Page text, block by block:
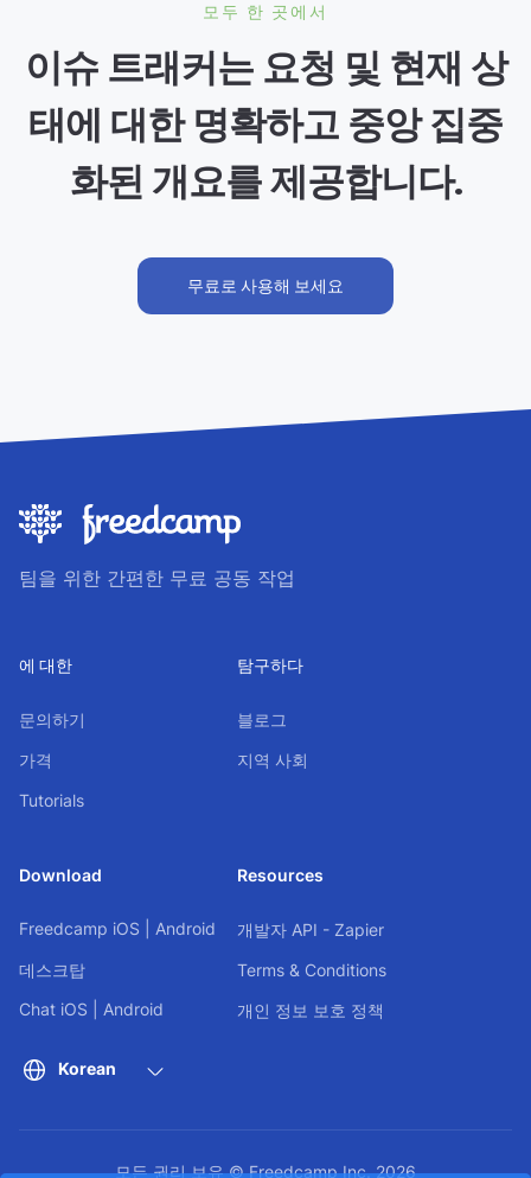
모두 한 곳에서
이슈 트래커는 요청 및 현재 상
태에 대한 명확하고 중앙 집중
화된 개요를 제공합니다.
무료로 사용해 보세요
팀을 위한 간편한 무료 공동 작업
에 대한
문의하기
가격
Tutorials
탐구하다
블로그
지역 사회
Download
Freedcamp iOS Android
데스크탑
Chat iOS Android
Resources
개발자 API - Zapier
Terms & Conditions
개인 정보 보호 정책
모든 권리 보유 © Freedcamp Inc. 2026
Korean